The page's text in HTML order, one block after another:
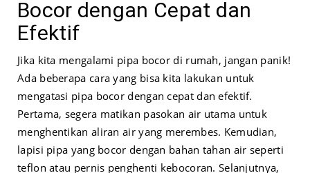
Bocor dengan Cepat dan
Efektif
Jika kita mengalami pipa bocor di rumah, jangan panik!
Ada beberapa cara yang bisa kita lakukan untuk
mengatasi pipa bocor dengan cepat dan efektif.
Pertama, segera matikan pasokan air utama untuk
menghentikan aliran air yang merembes. Kemudian,
lapisi pipa yang bocor dengan bahan tahan air seperti
teflon atau pernis penghenti kebocoran. Selanjutnya,